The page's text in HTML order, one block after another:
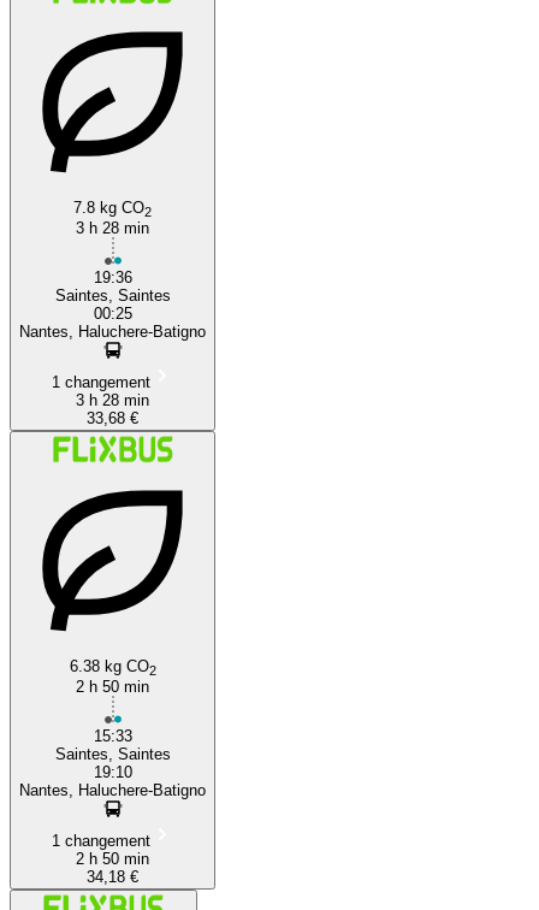
7.8 kg CO2
3 h 28 min
19:36
Saintes, Saintes
00:25
Nantes, Haluchere-Batigno
1 changement
3 h 28 min
33,68 €
6.38 kg CO2
2 h 50 min
15:33
Saintes, Saintes
19:10
Nantes, Haluchere-Batigno
1 changement
2 h 50 min
34,18 €